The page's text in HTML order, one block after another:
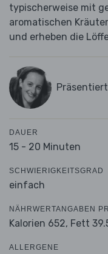
typischerweise mit
aromatischen
und erheben die
DAUER
15 - 20 Minuten
SCHWIERIGKEITSGRAD
einfach
NÄHRWERTANGABEN
Kalorien 652, Fett
ALLERGENE